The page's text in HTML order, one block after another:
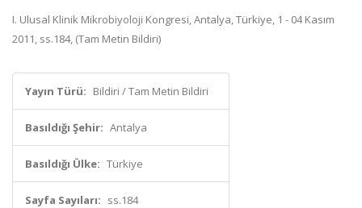
I. Ulusal Klinik Mikrobiyoloji Kongresi, Antalya, Türkiye, 1 - 04 Kasım
2011, ss.184, (Tam Metin Bildiri)
Yayın Türü: Bildiri / Tam Metin Bildiri
Basıldığı Şehir: Antalya
Basıldığı Ülke: Türkiye
Sayfa Sayıları: ss.184